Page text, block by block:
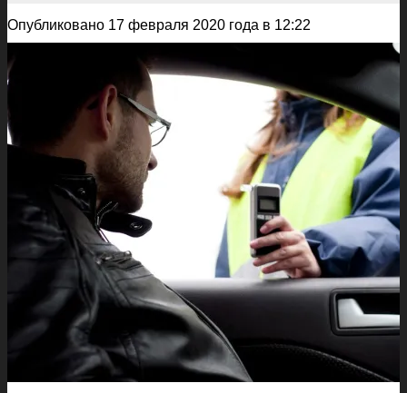
Опубликовано 17 февраля 2020 года в 12:22